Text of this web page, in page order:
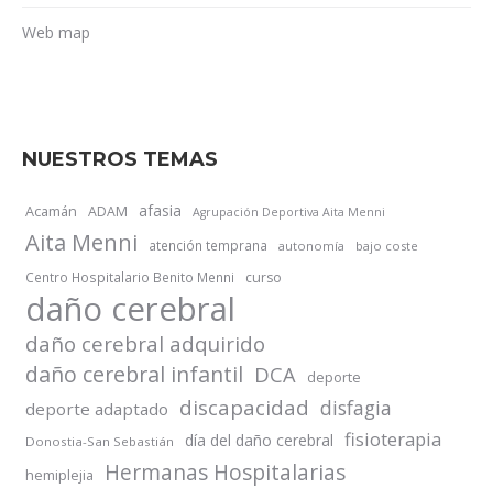
Web map
NUESTROS TEMAS
Acamán ADAM afasia Agrupación Deportiva Aita Menni
Aita Menni atención temprana autonomía bajo coste
Centro Hospitalario Benito Menni curso
daño cerebral
daño cerebral adquirido
daño cerebral infantil DCA deporte
deporte adaptado discapacidad disfagia
Donostia-San Sebastián día del daño cerebral fisioterapia
hemiplejia Hermanas Hospitalarias